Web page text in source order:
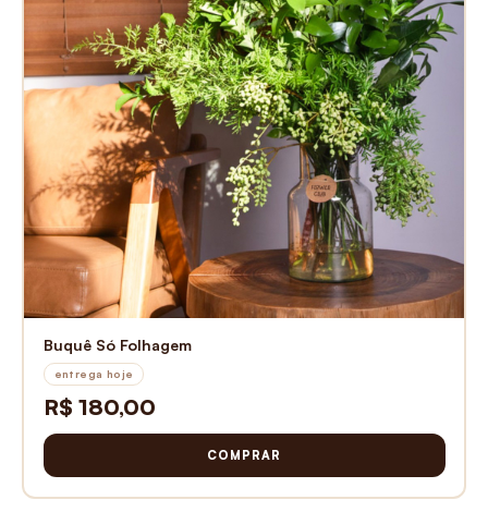
Buquê Só Folhagem
entrega hoje
R$ 180,00
COMPRAR